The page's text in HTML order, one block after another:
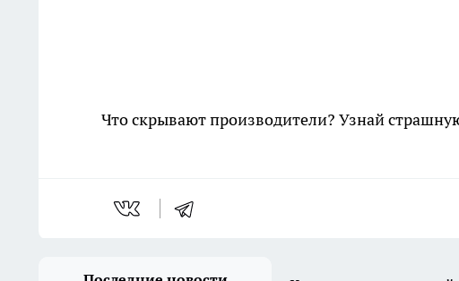
Что скрывают производители? Узнай